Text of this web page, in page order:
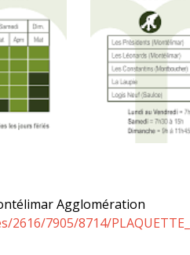
Agglomération
7905/8714/